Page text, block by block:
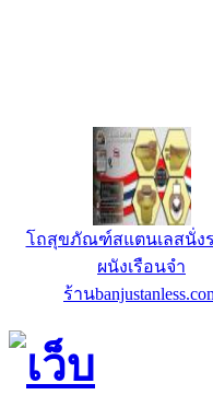
โถสุขภัณฑ์สแตนเลสนั่ง
ผนังเรือนจำ
ร้าน